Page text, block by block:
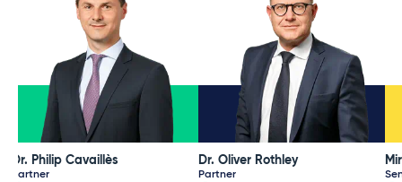
Dr. Philip Cavaillès
Partner
Dr. Oliver Rothley
Partner